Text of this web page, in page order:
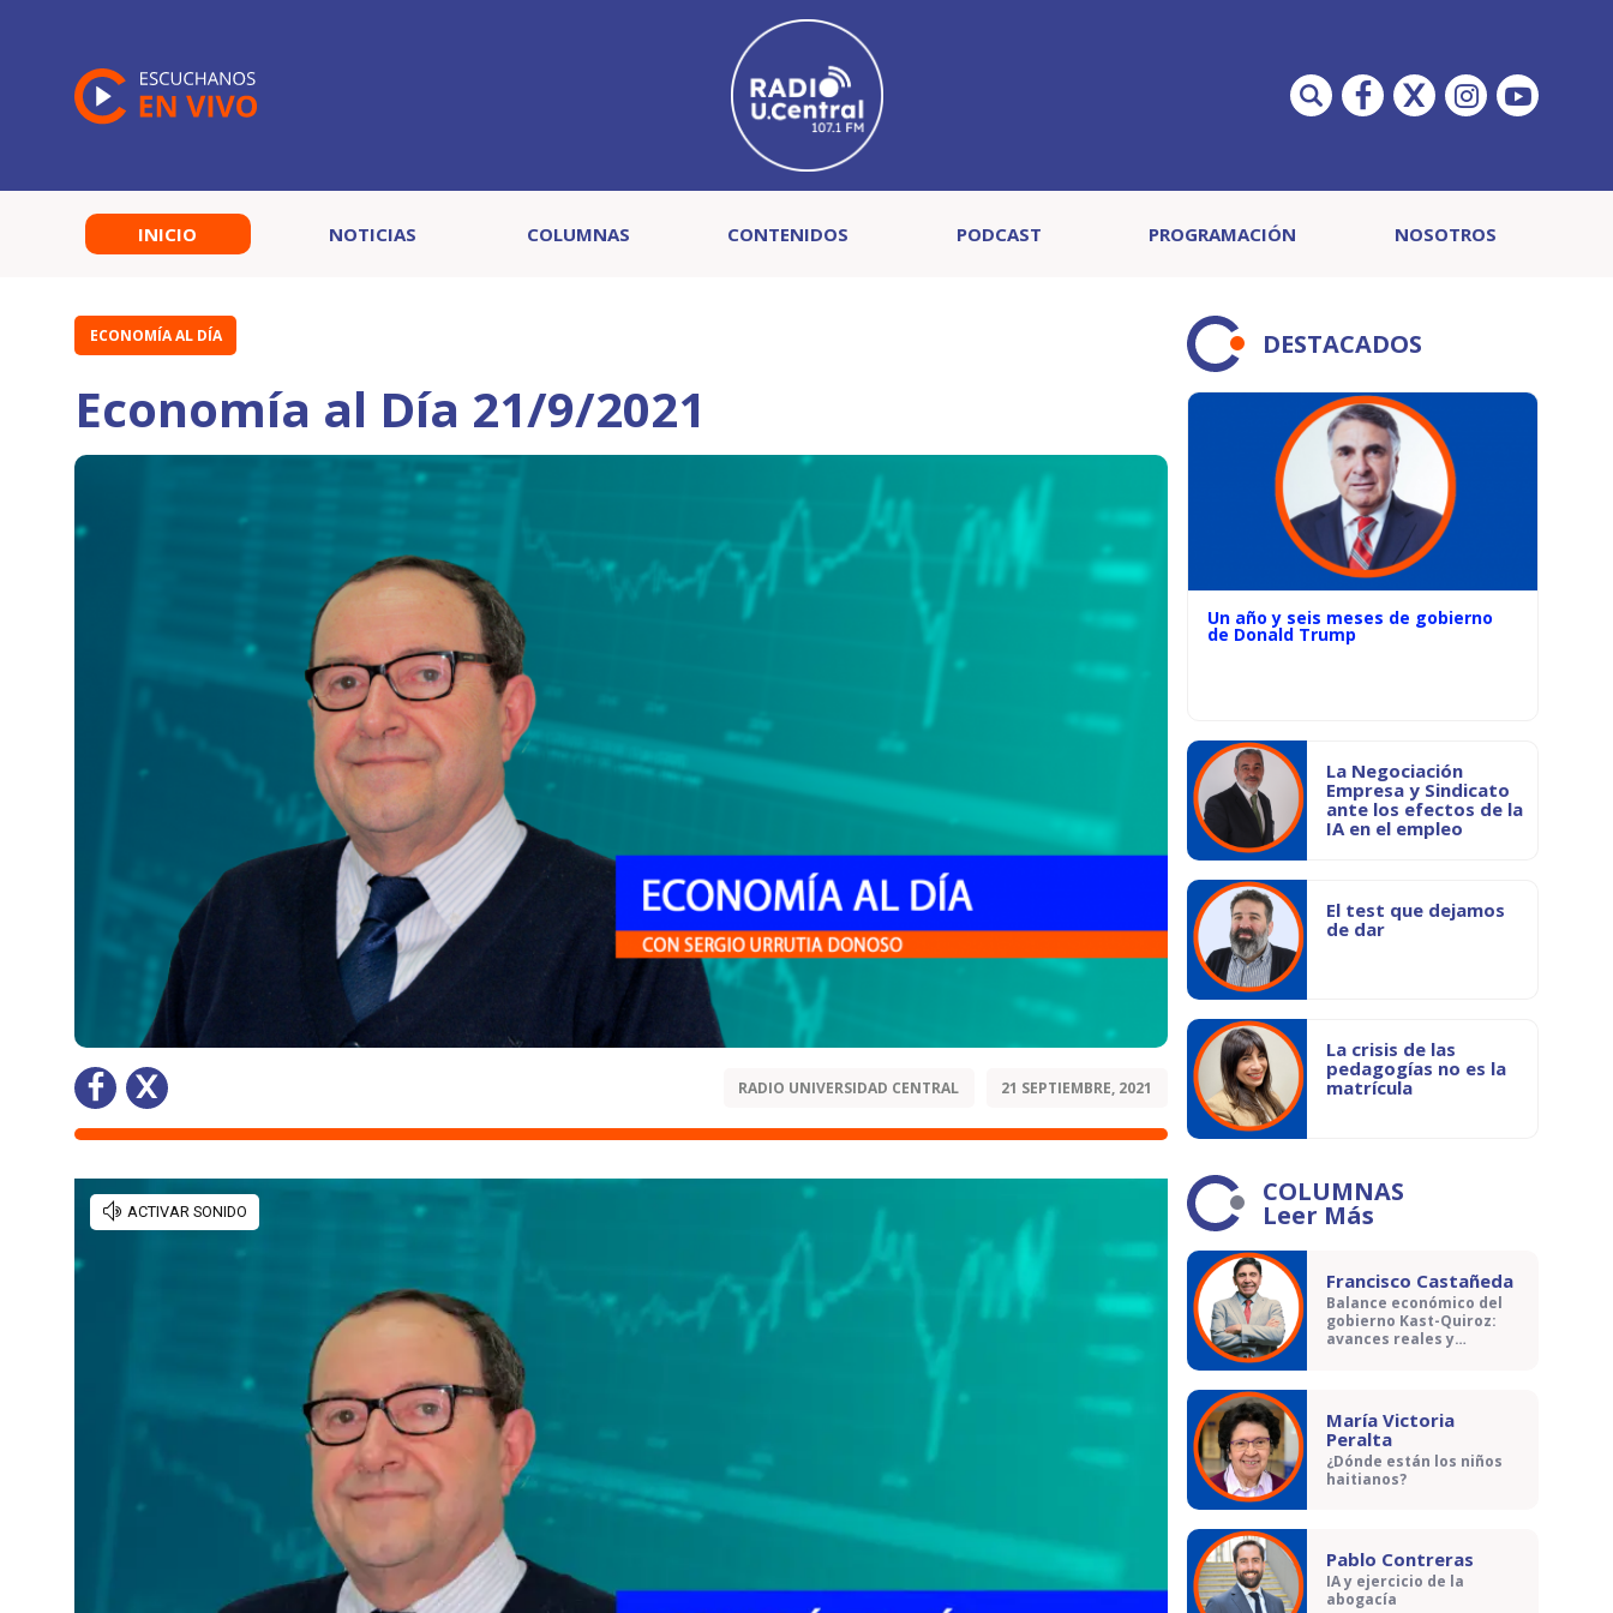
INICIO NOTICIAS COLUMNAS CONTENIDOS PODCAST PROGRAMACIÓN NOSOTROS
ECONOMÍA AL DÍA
Economía al Día 21/9/2021
RADIO UNIVERSIDAD CENTRAL 21 SEPTIEMBRE, 2021
DESTACADOS
Un año y seis meses de gobierno
de Donald Trump
La Negociación
Empresa y Sindicato
ante los efectos de la
IA en el empleo
El test que dejamos
de dar
La crisis de las
pedagogías no es la
matrícula
COLUMNAS
Leer Más
Francisco Castañeda
Balance económico del
gobierno Kast-Quiroz:
avances reales y
María Victoria
Peralta
¿Dónde están los niños
haitianos?
Pablo Contreras
IA y ejercicio de la
abogacía